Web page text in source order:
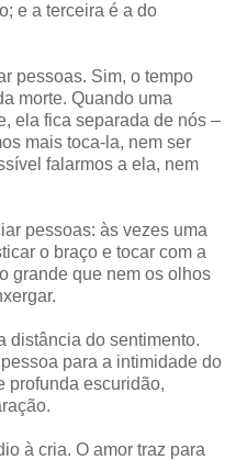
e a terceira é a do
pessoas. Sim, o tempo
morte. Quando uma
ela fica separada de nós –
mais toca-la, nem ser
falarmos a ela, nem
pessoas: às vezes uma
o braço e tocar com a
grande que nem os olhos
distância do sentimento.
para a intimidade do
profunda escuridão,
à cria. O amor traz para